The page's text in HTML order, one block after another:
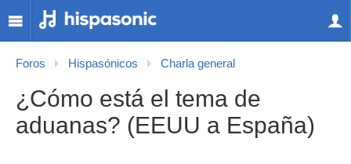
Foros Hispasónicos Charla general
¿Cómo está el tema de
aduanas? (EEUU a España)